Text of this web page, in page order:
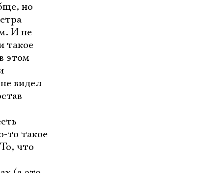
но
И не
такое
этом
видел
то такое
что